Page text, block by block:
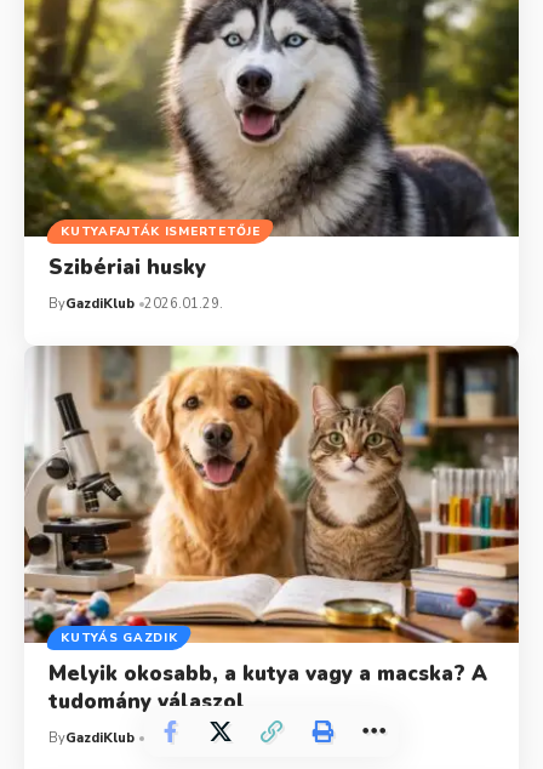
KUTYAFAJTÁK ISMERTETŐJE
Szibériai husky
ByGazdiKlub 2026.01.29.
KUTYÁS GAZDIK
Melyik okosabb, a kutya vagy a macska? A
tudomány válaszol
ByGazdiKlub 2026.02.19.